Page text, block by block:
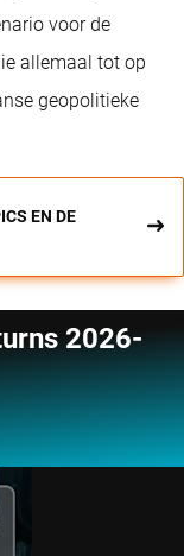
voor de
allemaal tot op
geopolitieke
EN DE
2026-